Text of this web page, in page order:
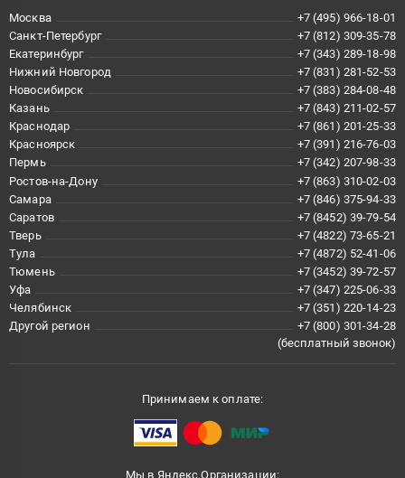
Москва
+7 (495) 966-18-01
Санкт-Петербург
+7 (812) 309-35-78
Екатеринбург
+7 (343) 289-18-98
Нижний Новгород
+7 (831) 281-52-53
Новосибирск
+7 (383) 284-08-48
Казань
+7 (843) 211-02-57
Краснодар
+7 (861) 201-25-33
Красноярск
+7 (391) 216-76-03
Пермь
+7 (342) 207-98-33
Ростов-на-Дону
+7 (863) 310-02-03
Самара
+7 (846) 375-94-33
Саратов
+7 (8452) 39-79-54
Тверь
+7 (4822) 73-65-21
Тула
+7 (4872) 52-41-06
Тюмень
+7 (3452) 39-72-57
Уфа
+7 (347) 225-06-33
Челябинск
+7 (351) 220-14-23
Другой регион
+7 (800) 301-34-28
(бесплатный звонок)
Принимаем к оплате:
Мы в Яндекс.Организации: